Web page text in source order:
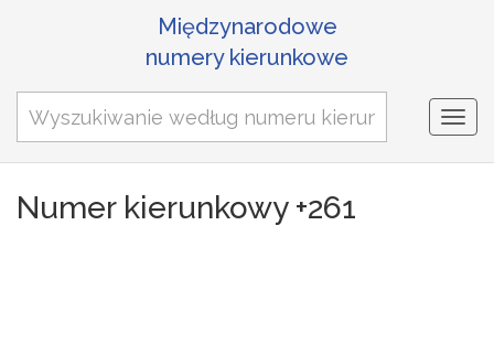
Międzynarodowe
numery kierunkowe
Numer kierunkowy +261